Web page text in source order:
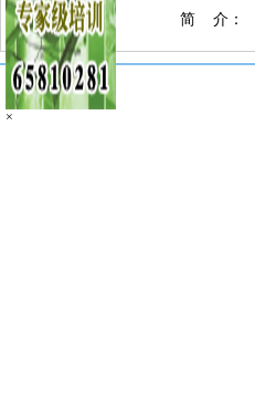
×
简 介：